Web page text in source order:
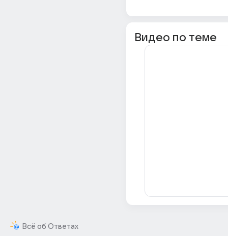
Всё об Ответах
Видео по теме